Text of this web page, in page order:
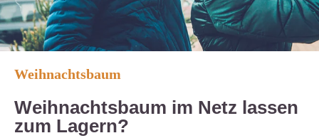
Weihnachtsbaum
Weihnachtsbaum im Netz lassen
zum Lagern?